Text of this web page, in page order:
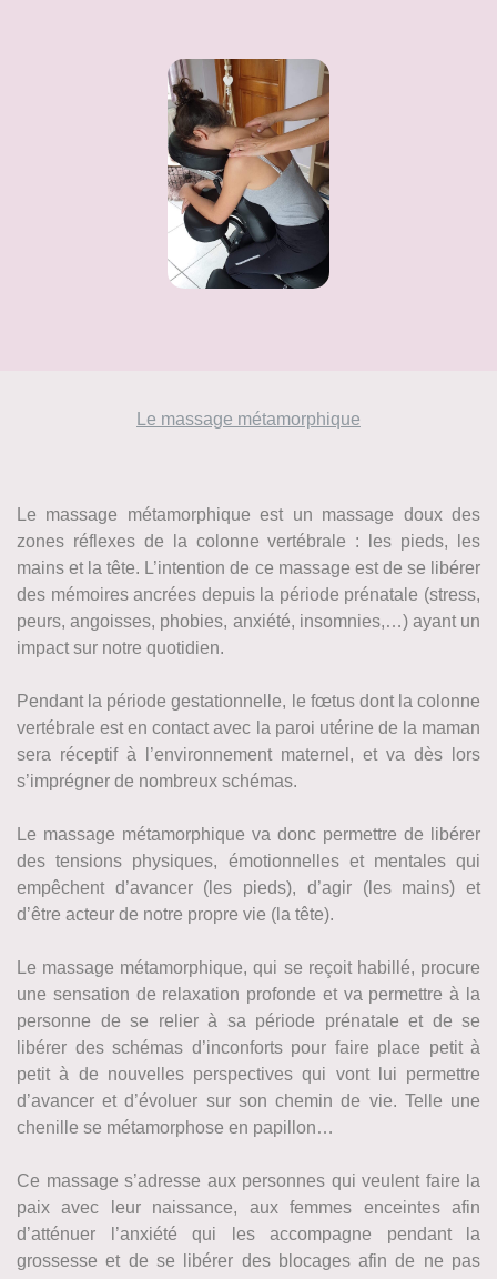
Le massage métamorphique
Le massage métamorphique est un massage doux des
zones réflexes de la colonne vertébrale : les pieds, les
mains et la tête. L’intention de ce massage est de se libérer
des mémoires ancrées depuis la période prénatale (stress,
peurs, angoisses, phobies, anxiété, insomnies,…) ayant un
impact sur notre quotidien.
Pendant la période gestationnelle, le fœtus dont la colonne
vertébrale est en contact avec la paroi utérine de la maman
sera réceptif à l’environnement maternel, et va dès lors
s’imprégner de nombreux schémas.
Le massage métamorphique va donc permettre de libérer
des tensions physiques, émotionnelles et mentales qui
empêchent d’avancer (les pieds), d’agir (les mains) et
d’être acteur de notre propre vie (la tête).
Le massage métamorphique, qui se reçoit habillé, procure
une sensation de relaxation profonde et va permettre à la
personne de se relier à sa période prénatale et de se
libérer des schémas d’inconforts pour faire place petit à
petit à de nouvelles perspectives qui vont lui permettre
d’avancer et d’évoluer sur son chemin de vie. Telle une
chenille se métamorphose en papillon…
Ce massage s’adresse aux personnes qui veulent faire la
paix avec leur naissance, aux femmes enceintes afin
d’atténuer l’anxiété qui les accompagne pendant la
grossesse et de se libérer des blocages afin de ne pas